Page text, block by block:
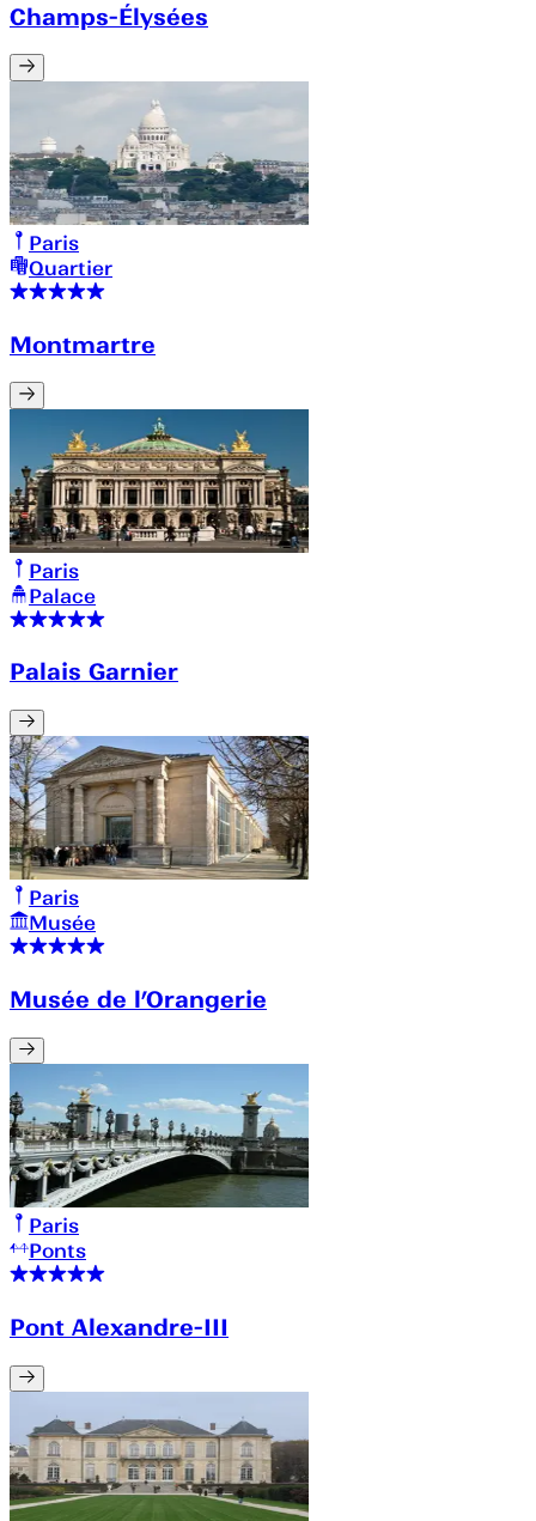
Champs-Élysées
Paris
Quartier
Montmartre
Paris
Palace
Palais Garnier
Paris
Musée
Musée de l’Orangerie
Paris
Ponts
Pont Alexandre-III